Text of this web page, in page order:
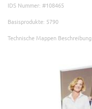
IDS Nummer: #108465
Basisprodukte: 5790
Technische Mappen Beschreibung